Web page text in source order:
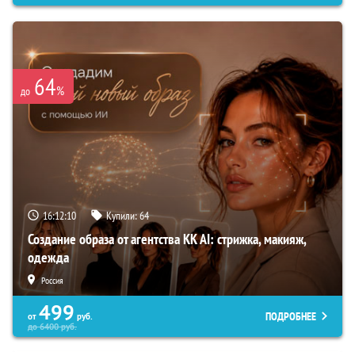
до 64%
16:12:09 Купили:64
Создание образа от агентства KK AI: стрижка, макияж,
одежда
Россия
от 499 руб.
до6400руб.
ПОДРОБНЕЕ